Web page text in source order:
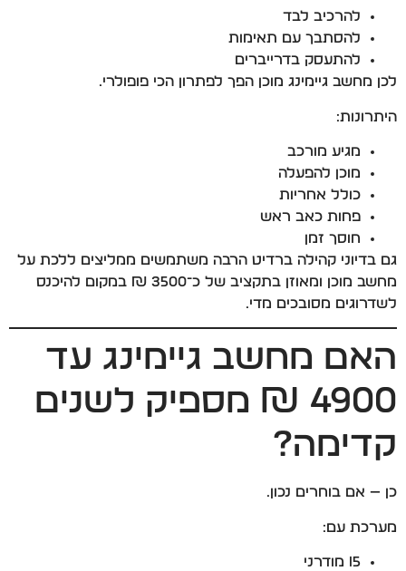
להרכיב לבד
להסתבך עם תאימות
להתעסק בדרייברים
לכן מחשב גיימינג מוכן הפך לפתרון הכי פופולרי.
היתרונות:
מגיע מורכב
מוכן להפעלה
כולל אחריות
פחות כאב ראש
חוסך זמן
גם בדיוני קהילה ברדיט הרבה משתמשים ממליצים ללכת על
מחשב מוכן ומאוזן בתקציב של כ־3500 ₪ במקום להיכנס
לשדרוגים מסובכים מדי.
האם מחשב גיימינג עד
4900 ₪ מספיק לשנים
קדימה?
כן — אם בוחרים נכון.
מערכת עם:
I5 מודרני